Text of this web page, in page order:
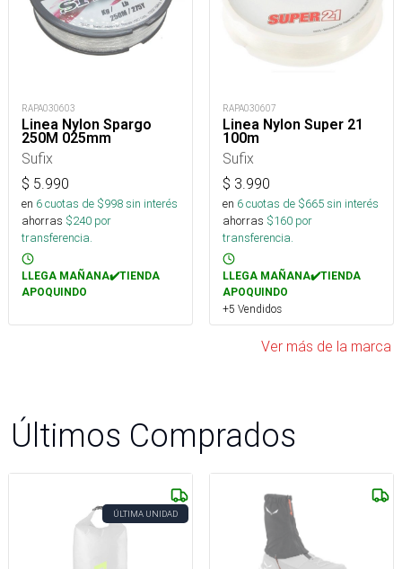
RAPA030603
Linea Nylon Spargo
250M 025mm
Sufix
$ 5.990
en 6cuotas de $998sin interés
ahorras $240 por
transferencia.
LLEGA MAÑANA✔️TIENDA
APOQUINDO
RAPA030607
Linea Nylon Super 21
100m
Sufix
$ 3.990
en 6cuotas de $665sin interés
ahorras $160 por
transferencia.
LLEGA MAÑANA✔️TIENDA
APOQUINDO
+5 Vendidos
Ver más de la marca
Últimos Comprados
ÚLTIMA UNIDAD